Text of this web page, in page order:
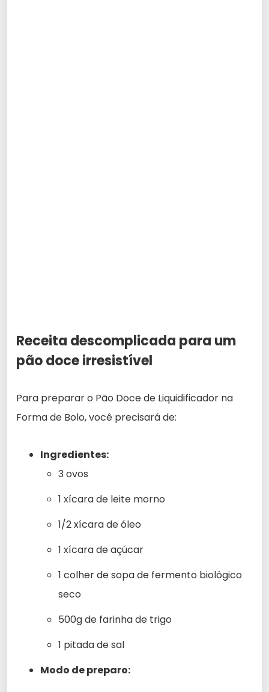
Receita descomplicada para um
pão doce irresistível
Para preparar o Pão Doce de Liquidificador na
Forma de Bolo, você precisará de:
Ingredientes:
3 ovos
1 xícara de leite morno
1/2 xícara de óleo
1 xícara de açúcar
1 colher de sopa de fermento biológico
seco
500g de farinha de trigo
1 pitada de sal
Modo de preparo: